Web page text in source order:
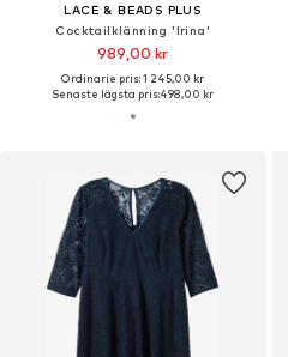
LACE & BEADS PLUS
Cocktailklänning 'Irina'
989,00 kr
Ordinarie pris: 1 245,00 kr
Senaste lägsta pris:498,00 kr